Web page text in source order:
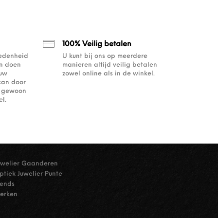
doen
door
100% Veilig betalen
U kunt bij ons op meerdere
manieren altijd veilig betalen
zowel online als in de winkel.
Gaanderen
Juwelier Punte